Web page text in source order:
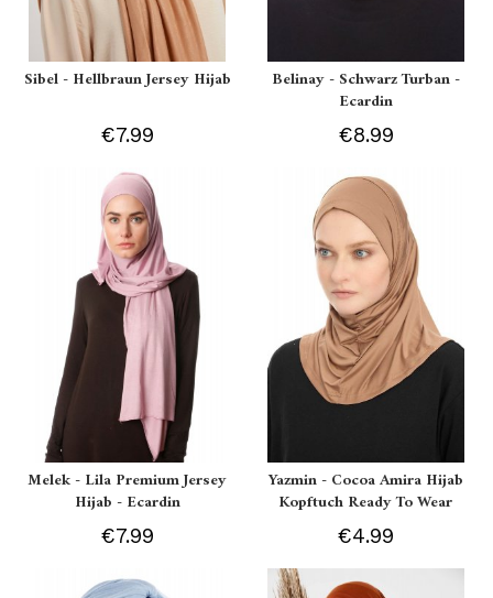
Sibel - Hellbraun Jersey Hijab
€7.99
Belinay - Schwarz Turban -
Ecardin
€8.99
Melek - Lila Premium Jersey
Hijab - Ecardin
€7.99
Yazmin - Cocoa Amira Hijab
Kopftuch Ready To Wear
€4.99